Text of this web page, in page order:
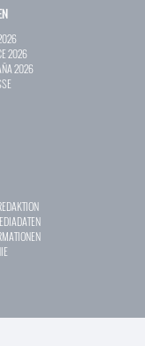
2026
2026